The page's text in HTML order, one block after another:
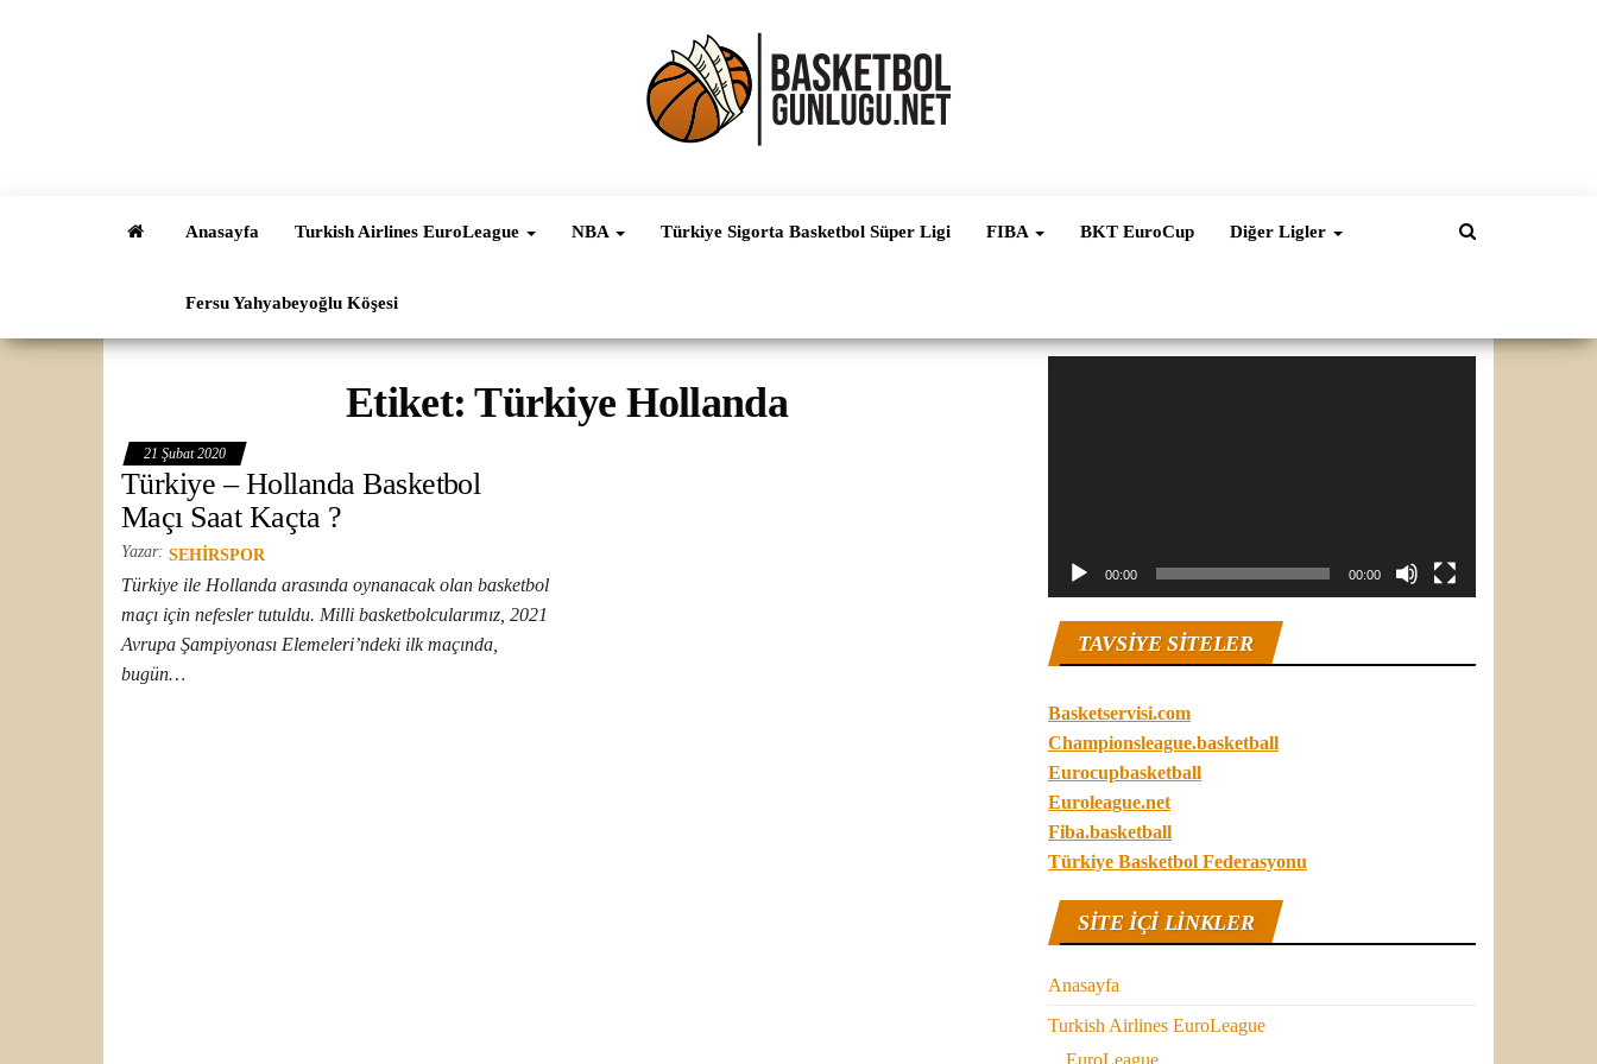
Haber
Süper Lig ve
Dünya
Anasayfa Turkish Airlines EuroLeague NBA Türkiye Sigorta Basketbol Süper Ligi FIBA BKT EuroCup Diğer Ligler
Fersu Yahyabeyoğlu Köşesi
Etiket:Türkiye Hollanda
21 Şubat 2020
Türkiye – Hollanda Basketbol
Maçı Saat Kaçta ?
Yazar: SEHIRSPOR
Türkiye ile Hollanda arasında oynanacak olan basketbol
maçı için nefesler tutuldu. Milli basketbolcularımız, 2021
Avrupa Şampiyonası Elemeleri’ndeki ilk maçında,
bugün…
00:00 00:00
TAVSIYE SITELER
Basketservisi.com
Championsleague.basketball
Eurocupbasketball
Euroleague.net
Fiba.basketball
Türkiye Basketbol Federasyonu
SITE IÇI LINKLER
Anasayfa
Turkish Airlines EuroLeague
EuroLeague